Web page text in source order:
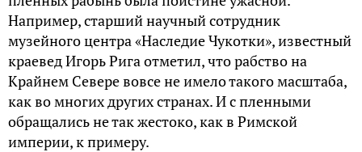
Например, старший научный сотрудник
музейного центра «Наследие Чукотки», известный
краевед Игорь Рига отметил, что рабство на
Крайнем Севере вовсе не имело такого масштаба,
как во многих других странах. И с пленными
обращались не так жестоко, как в Римской
империи, к примеру.